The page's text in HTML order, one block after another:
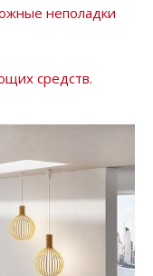
неполадки
средств.